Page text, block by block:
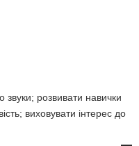
звуки; розвивати навички
виховувати інтерес до